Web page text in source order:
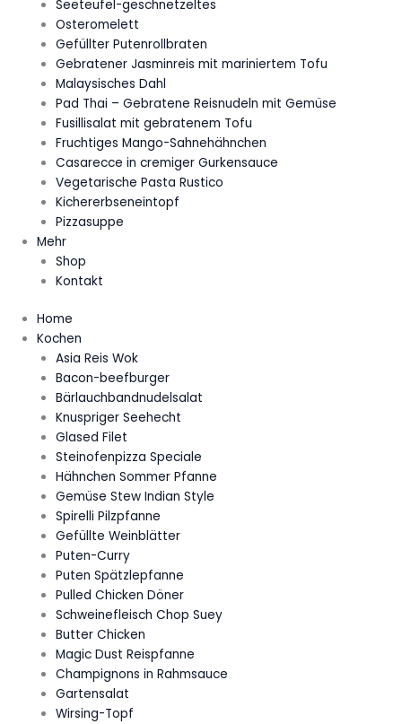
Seeteufel-geschnetzeltes
Osteromelett
Gefüllter Putenrollbraten
Gebratener Jasminreis mit mariniertem Tofu
Malaysisches Dahl
Pad Thai – Gebratene Reisnudeln mit Gemüse
Fusillisalat mit gebratenem Tofu
Fruchtiges Mango-Sahnehähnchen
Casarecce in cremiger Gurkensauce
Vegetarische Pasta Rustico
Kichererbseneintopf
Pizzasuppe
Mehr
Shop
Kontakt
Home
Kochen
Asia Reis Wok
Bacon-beefburger
Bärlauchbandnudelsalat
Knuspriger Seehecht
Glased Filet
Steinofenpizza Speciale
Hähnchen Sommer Pfanne
Gemüse Stew Indian Style
Spirelli Pilzpfanne
Gefüllte Weinblätter
Puten-Curry
Puten Spätzlepfanne
Pulled Chicken Döner
Schweinefleisch Chop Suey
Butter Chicken
Magic Dust Reispfanne
Champignons in Rahmsauce
Gartensalat
Wirsing-Topf